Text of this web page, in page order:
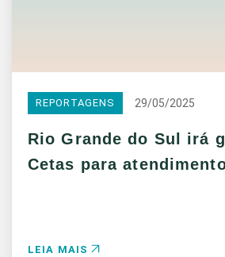
REPORTAGENS 29/05/2025
Rio Grande do Sul irá
Cetas para
LEIA MAIS